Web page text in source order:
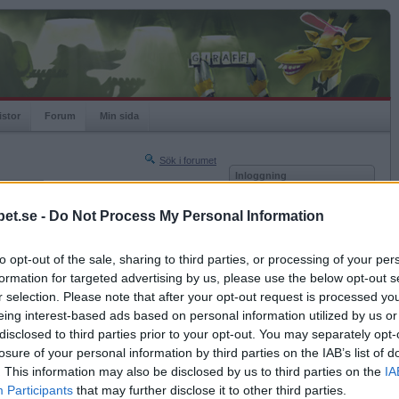
- Do Not Process My Personal Information
opt-out of the sale, sharing to third parties, or processing of your
for targeted advertising by us, please use the below opt-out
selection. Please note that after your opt-out request is processed
interest-based ads based on personal information utilized by us
to third parties prior to your opt-out. You may separately
of your personal information by third parties on the IAB’s list of
This information may also be disclosed by us to third parties on the
Participants that may further disclose it to other third parties.
Forum Min sida
Sök i forumet
Nästa sida »
2012-04-15 19:10
Inloggning
Kom ihåg mig
Glömt ditt lösenord?
Få ny aktiveringslänk
Betapet är gratis!